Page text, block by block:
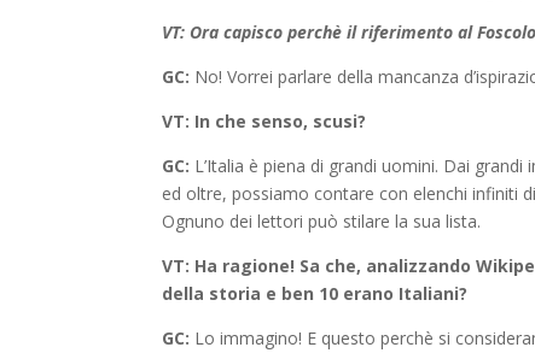
VT: Ora capisco perchè il riferimento al
GC: No! Vorrei parlare della mancanza
VT: In che senso, scusi?
GC: L’Italia è piena di grandi uomini. Dai
ed oltre, possiamo contare con elenchi infiniti
Ognuno dei lettori può stilare la sua lista.
VT: Ha ragione! Sa che, analizzando
della storia e ben 10 erano Italiani?
GC: Lo immagino! E questo perchè si